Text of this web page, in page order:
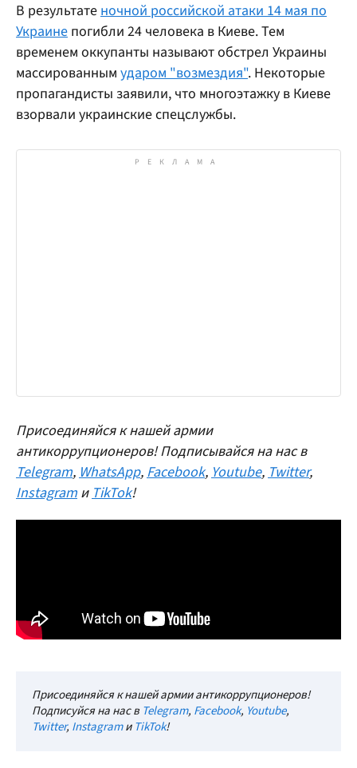
В результатеночной российской атаки 14 мая по
Украине погибли 24 человека в Киеве. Тем
временем оккупанты называют обстрел Украины
массированным ударом "возмездия". Некоторые
пропагандисты заявили, что многоэтажку в Киеве
взорвали украинские спецслужбы.
Присоединяйся к нашей армии
антикоррупционеров! Подписывайся на нас в
Telegram,WhatsApp,Facebook,Youtube,Twitter,
Instagram иTikTok!
Присоединяйся к нашей армии антикоррупционеров!
Подписуйся на нас в Telegram, Facebook, Youtube,
Twitter, InstagramиTikTok!